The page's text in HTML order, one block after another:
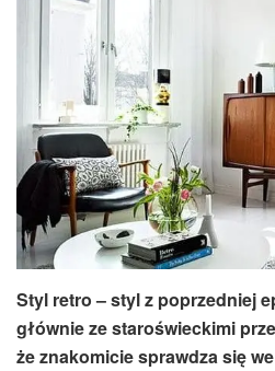
Styl retro – styl z poprzedniej
głównie ze staroświeckimi
że znakomicie sprawdza się